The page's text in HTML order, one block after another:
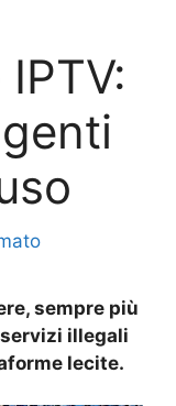
sempre più
illegali
lecite.